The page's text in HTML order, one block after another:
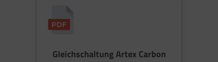
Gleichschaltung Artex Carbon